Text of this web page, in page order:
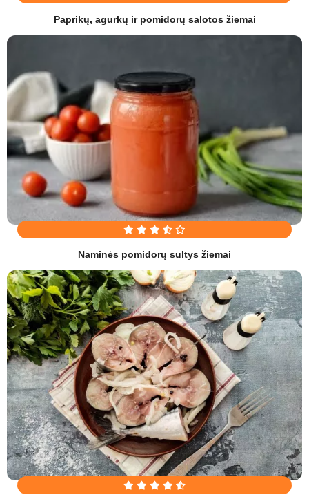
Paprikų, agurkų ir pomidorų salotos žiemai
Naminės pomidorų sultys žiemai